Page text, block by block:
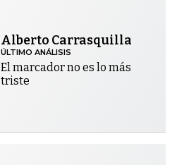
Alberto Carrasquilla
ÚLTIMO ANÁLISIS
El marcador no es lo más
triste